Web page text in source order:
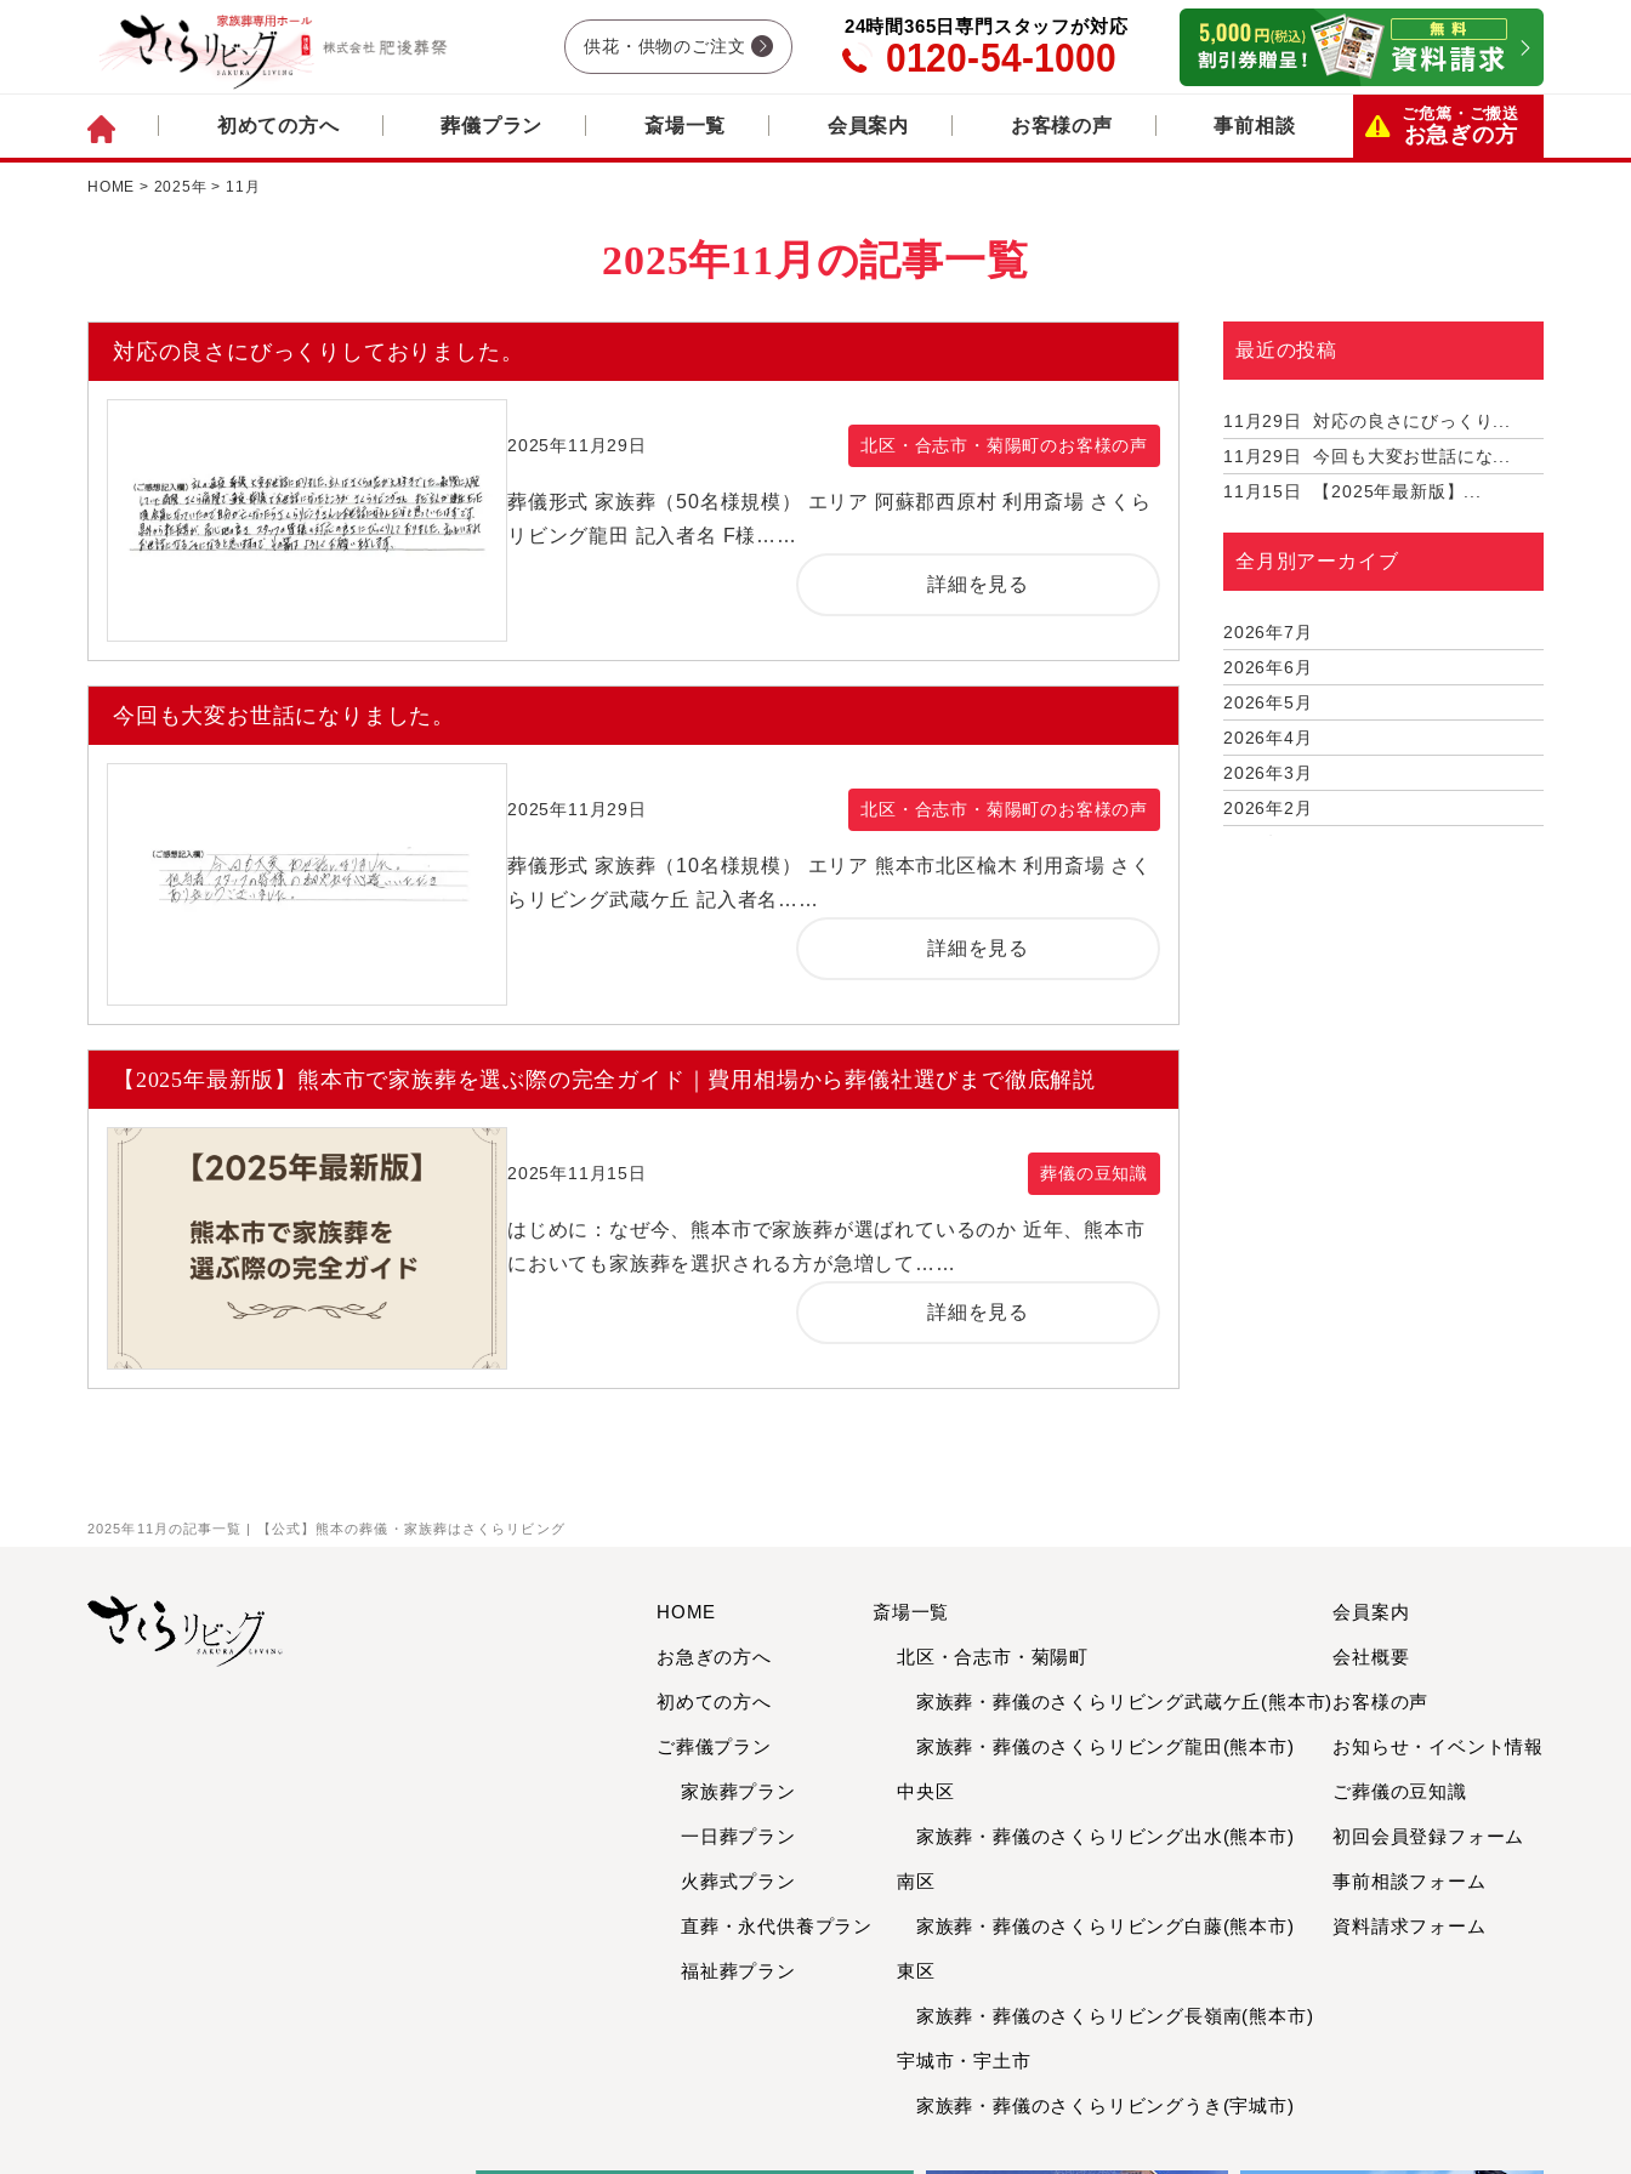
供花・供物のご注文
24時間365日専門スタッフが対応
0120-54-1000
初めての方へ 葬儀プラン 斎場一覧 会員案内 お客様の声 事前相談
ご危篤・ご搬送
お急ぎの方
HOME > 2025年 > 11月
2025年11月の記事一覧 | 【公式】熊本の葬儀・家族葬はさくらリビング
2025年11月の記事一覧
対応の良さにびっくりしておりました。
2025年11月29日 北区・合志市・菊陽町のお客様の声
葬儀形式 家族葬（50名様規模） エリア 阿蘇郡西原村 利用斎場 さくら
リビング龍田 記入者名 F様……
詳細を見る
今回も大変お世話になりました。
2025年11月29日 北区・合志市・菊陽町のお客様の声
葬儀形式 家族葬（10名様規模） エリア 熊本市北区楡木 利用斎場 さく
らリビング武蔵ケ丘 記入者名……
詳細を見る
【2025年最新版】熊本市で家族葬を選ぶ際の完全ガイド｜費用相場から葬儀社選びまで徹底解説
2025年11月15日 葬儀の豆知識
はじめに：なぜ今、熊本市で家族葬が選ばれているのか 近年、熊本市
においても家族葬を選択される方が急増して……
詳細を見る
最近の投稿
11月29日
対応の良さにびっくり...
11月29日
今回も大変お世話にな...
11月15日
【2025年最新版】...
全月別アーカイブ
2026年7月
2026年6月
2026年5月
2026年4月
2026年3月
2026年2月
2023年7月
2023年5月
2023年3月
2022年12月
2022年10月
2022年7月
HOME
お急ぎの方へ
初めての方へ
ご葬儀プラン
家族葬プラン
一日葬プラン
火葬式プラン
直葬・永代供養プラン
福祉葬プラン
斎場一覧
北区・合志市・菊陽町
家族葬・葬儀のさくらリビング武蔵ケ丘(熊本市)
家族葬・葬儀のさくらリビング龍田(熊本市)
中央区
家族葬・葬儀のさくらリビング出水(熊本市)
南区
家族葬・葬儀のさくらリビング白藤(熊本市)
東区
家族葬・葬儀のさくらリビング長嶺南(熊本市)
宇城市・宇土市
家族葬・葬儀のさくらリビングうき(宇城市)
会員案内
会社概要
お客様の声
お知らせ・イベント情報
ご葬儀の豆知識
初回会員登録フォーム
事前相談フォーム
資料請求フォーム